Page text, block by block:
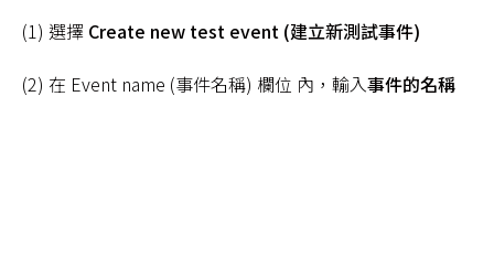
(1) 選擇 Create new test event (建立新測試事件)
(2) 在 Event name (事件名稱) 欄位 內，輸入事件的名稱